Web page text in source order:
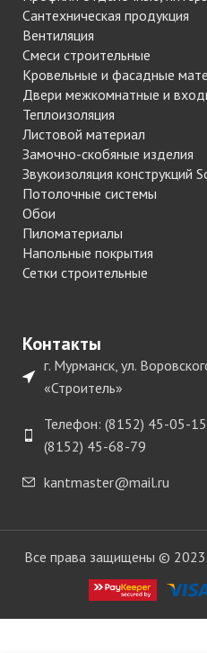
Сантехническая продукция
Вентиляция
Смеси строительные
Кровельные и фасадные
Двери межкомнатные и
Теплоизоляция
Листовой материал
Замочно-скобяные изделия
Звукоизоляция конструкций
Потолочные системы
Обои
Пиломатериалы
Напольные покрытия
Сетки строительные
Контакты
г. Мурманск, ул.
«Строитель»
Телефон: (8152) 45-05-15,
(8152) 45-68-79
kantmaster@mail.ru
Все права защищены © 2023
Крючок